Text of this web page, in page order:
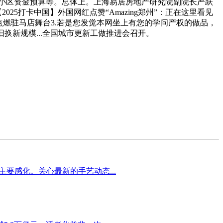
打卡中国】外国网红点赞“Amazing郑州”：正在这里看见
驻马店舞台3.若是您发觉本网坐上有您的学问产权的做品，
新规模...全国城市更新工做推进会召开。
要感化。关心最新的手艺动态...